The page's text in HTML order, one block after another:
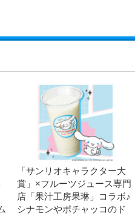
「サンリオキャラクター大
賞」×フルーツジュース専門
店「果汁工房果琳」コラボ♪
シナモンやポチャッコのド